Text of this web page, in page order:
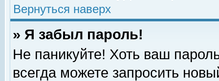
Вернуться наверх
» Я забыл пароль!
Не паникуйте! Хоть ваш
всегда можете запросить